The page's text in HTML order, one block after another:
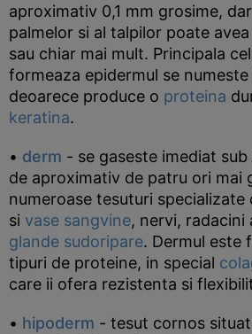
aproximativ 0,1 mm grosime,
palmelor si al talpilor poate
sau chiar mai mult. Principala
formeaza epidermul se
deoarece produce o proteina
keratina.
• derm - se gaseste imediat
de aproximativ de patru ori mai
numeroase tesuturi
si vase sangvine, nervi, radacini
glande sudoripare. Dermul este
tipuri de proteine, in special
care ii ofera rezistenta si
• hipoderm - tesut cornos